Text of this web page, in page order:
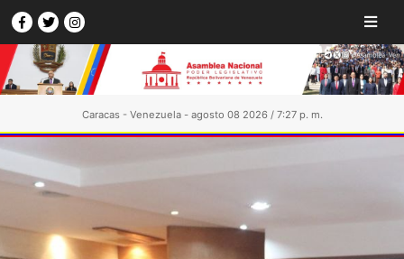
Caracas - Venezuela - agosto 08 2026 / 7:27 p. m.